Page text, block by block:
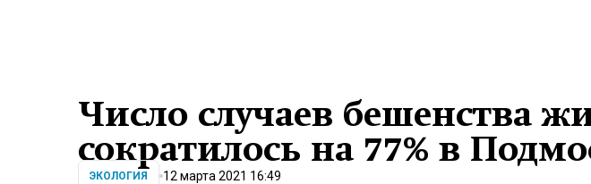
Число случаев бешенства
сократилось на 77% в
ЭКОЛОГИЯ 12 марта 2021 16:49